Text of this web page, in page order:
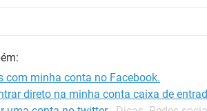
com minha conta no Facebook.
direto na minha conta caixa de